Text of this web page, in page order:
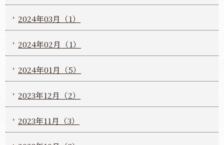
2024年03月（1）
2024年02月（1）
2024年01月（5）
2023年12月（2）
2023年11月（3）